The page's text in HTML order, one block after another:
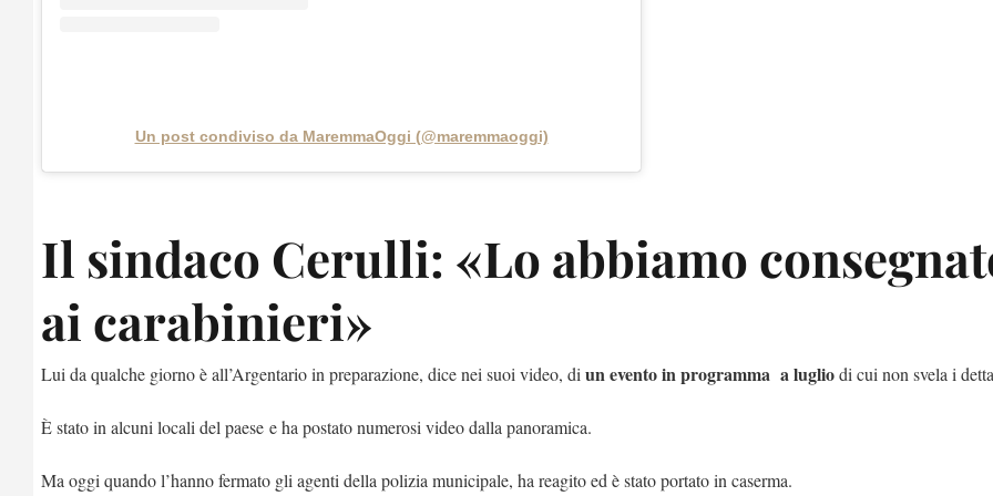
Un post condiviso da MaremmaOggi (@maremmaoggi)
Il sindaco Cerulli: «Lo abbiamo
ai carabinieri»
Lui da qualche giorno è all’Argentario in preparazione, dice nei suoi video, di un evento in programma a lugliodi cui non svela i
È stato in alcuni locali del paese e ha postato numerosi video dalla panoramica.
Ma oggi quando l’hanno fermato gli agenti della polizia municipale, ha reagito ed è stato portato in caserma.